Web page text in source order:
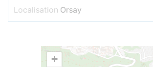
Localisation Orsay
+